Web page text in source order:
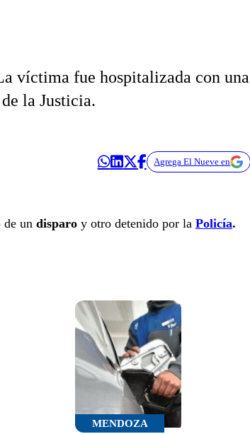
víctima fue hospitalizada con una
la Justicia.
Agrega El Nueve en
de un disparo y otro detenido por la Policía.
MENDOZA